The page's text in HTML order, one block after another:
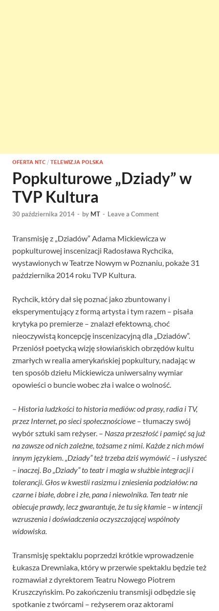
OFERTA NTC / TELEWIZJA POLSKA
Popkulturowe „Dziady” w
TVP Kultura
30 października 2014 - by MT - Leave a Comment
Transmisję z „Dziadów” Adama Mickiewicza w
popkulturowej inscenizacji Radosława Rychcika,
wystawionych w Teatrze Nowym w Poznaniu, pokaże 31
października 2014 roku TVP Kultura.
Rychcik, który dał się poznać jako zbuntowany i
eksperymentujący z formą artysta i tym razem – pisała
krytyka po premierze – znalazł efektowną, choć
nieoczywistą koncepcję inscenizacyjną dla „Dziadów”.
Przeniósł poetycką wizję słowiańskich obrzędów kultu
zmarłych w realia amerykańskiej popkultury, nadając w
ten sposób dziełu Mickiewicza uniwersalny wymiar
opowieści o buncie wobec zła i walce o wolność.
– Historia ludzkości to historia mediów: od prasy, radia i TV,
przez Internet, po sieci społecznościowe – tłumaczy swój
wybór sztuki sam reżyser. – Nasza przeszłość i pamięć są już
na zawsze od nich zależne, tożsame z nimi. Każde z nich mówi
innym językiem. „Dziady” też trzeba dziś wymówić – i usłyszeć
– inaczej. Bo „Dziady” to teatr i magia w służbie integracji i
tolerancji. Głos w kwestii rasizmu i zniesienia podziałów: na
czarne i białe, dobre i złe, pana i niewolnika. Ten teatr nie
obiecuje prawdy, lecz gwarantuje, że tu się kłamie – w intencji
wzruszenia i doświadczenia oczyszczającej wspólnoty
widowiska.
Transmisję spektaklu poprzedzi krótkie wprowadzenie
Łukasza Drewniaka, który w przerwie spektaklu będzie też
rozmawiał z dyrektorem Teatru Nowego Piotrem
Kruszczyńskim. Po zakończeniu transmisji odbędzie się
spotkanie z twórcami – reżyserem oraz aktorami